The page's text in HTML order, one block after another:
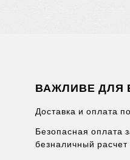
ВАЖЛИВЕ ДЛЯ
Доставка и оплата
Безопасная оплата
безналичный расчет